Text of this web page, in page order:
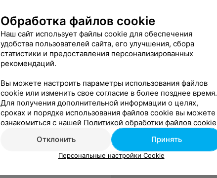
Обработка файлов cookie
Наш сайт использует файлы cookie для обеспечения
удобства пользователей сайта, его улучшения, сбора
статистики и предоставления персонализированных
рекомендаций.
Вы можете настроить параметры использования файлов
cookie или изменить свое согласие в более позднее время.
Для получения дополнительной информации о целях,
сроках и порядке использования файлов cookie вы можете
ознакомиться с нашей Политикой обработки файлов cookie
Отклонить
Принять
Персональные настройки Cookie